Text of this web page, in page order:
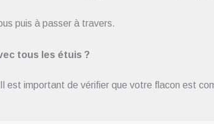
puis à passer à travers.
tous les étuis ?
est important de vérifier que votre flacon est